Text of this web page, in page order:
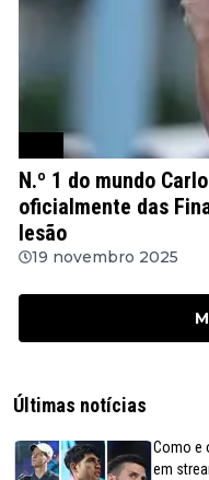
N.º 1 do mundo
oficialmente das
lesão
19 novembro 2025
Últimas notícias
Como e
em